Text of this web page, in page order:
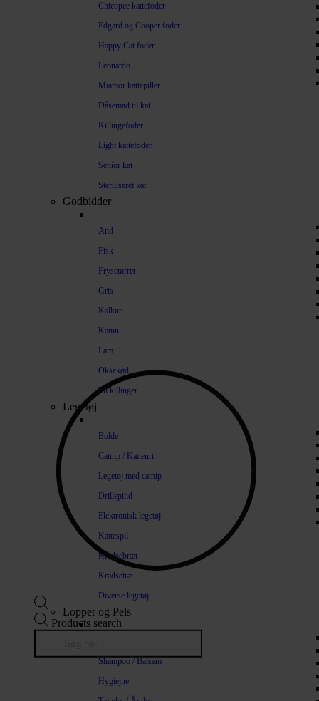
Chicopee kattefoder
Edgard og Cooper foder
Happy Cat foder
Leonardo
Miamor kattepiller
Dåsemad til kat
Killingefoder
Light kattefoder
Senior kat
Steriliseret kat
Godbidder
And
Fisk
Frysetørret
Gris
Kalkun
Kanin
Lam
Oksekød
Til killinger
Legetøj
Bolde
Catnip / Katteurt
Legetøj med catnip
Drillepind
Elektronisk legetøj
Kattespil
Kradsebræt
Kradsetræ
Diverse legetøj
Lopper og Pels
Shampoo / Balsam
Hygiejne
Products search